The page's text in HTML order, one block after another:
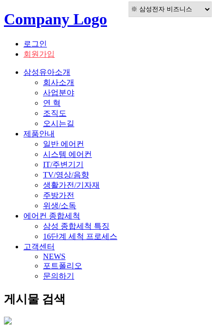
Company Logo
로그인
회원가입
삼성유아소개
회사소개
사업분야
연 혁
조직도
오시는길
제품안내
일반 에어컨
시스템 에어컨
IT/주변기기
TV/영상/음향
생활가전/기자재
주방가전
위생/소독
에어컨 종합세척
삼성 종합세척 특징
16단계 세척 프로세스
고객센터
NEWS
포트폴리오
문의하기
게시물 검색